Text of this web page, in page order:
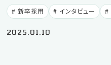
新卒採用 インタビュー
2025.01.10